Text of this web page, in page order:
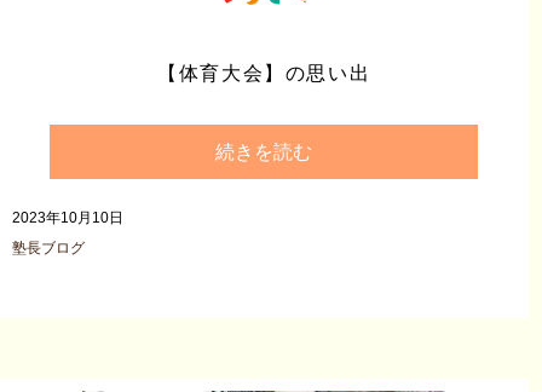
【体育大会】の思い出
続きを読む
2023年10月10日
塾長ブログ